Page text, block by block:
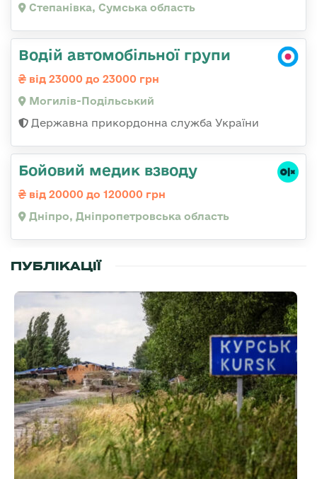
Степанівка, Сумська область
Водій автомобільної групи
від 23000 до 23000 грн
Могилів-Подільський
Державна прикордонна служба України
Бойовий медик взводу
від 20000 до 120000 грн
Дніпро, Дніпропетровська область
ПУБЛІКАЦІЇ